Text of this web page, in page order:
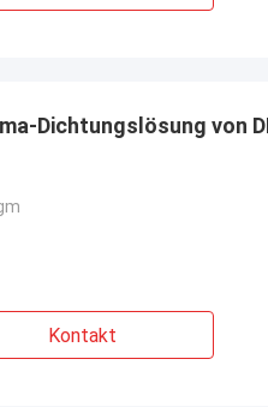
Dichtungslösung von
Kontakt